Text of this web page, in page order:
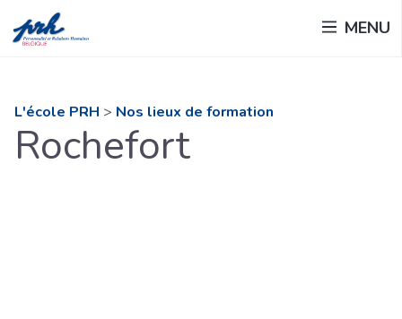
au
MENU
L'école PRH > Nos lieux de formation
Rochefort